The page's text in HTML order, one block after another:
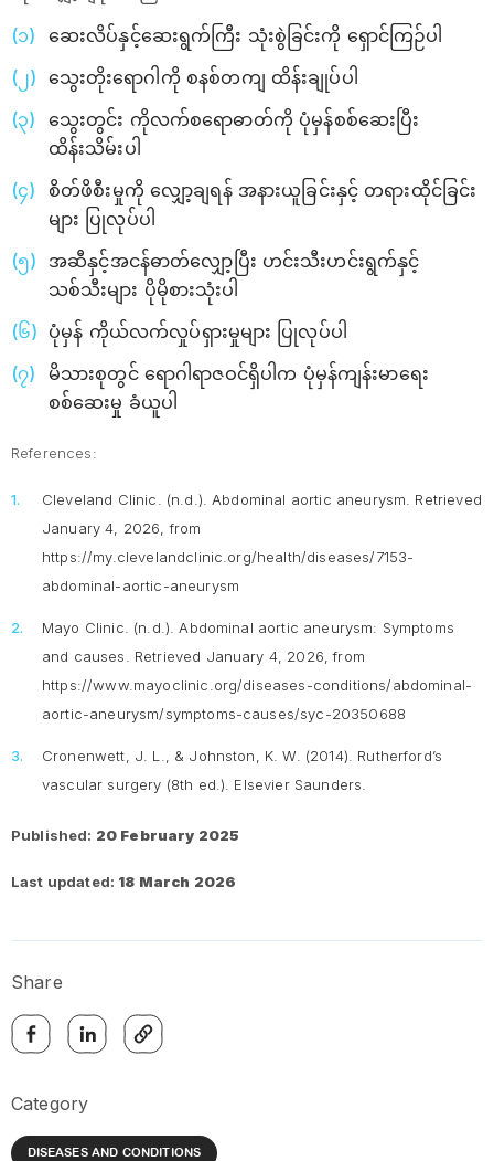
ဆေးလိပ်နှင့်ဆေးရွက်ကြီး သုံးစွဲခြင်းကို ရှောင်ကြဉ်ပါ
သွေးတိုးရောဂါကို စနစ်တကျ ထိန်းချုပ်ပါ
သွေးတွင်း ကိုလက်စရောဓာတ်ကို ပုံမှန်စစ်ဆေးပြီး
ထိန်းသိမ်းပါ
စိတ်ဖိစီးမှုကို လျှော့ချရန် အနားယူခြင်းနှင့် တရားထိုင်ခြင်း
များ ပြုလုပ်ပါ
အဆီနှင့်အငန်ဓာတ်လျှော့ပြီး ဟင်းသီးဟင်းရွက်နှင့်
သစ်သီးများ ပိုမိုစားသုံးပါ
ပုံမှန် ကိုယ်လက်လှုပ်ရှားမှုများ ပြုလုပ်ပါ
မိသားစုတွင် ရောဂါရာဇဝင်ရှိပါက ပုံမှန်ကျန်းမာရေး
စစ်ဆေးမှု ခံယူပါ
References:
Cleveland Clinic. (n.d.). Abdominal aortic aneurysm . Retrieved
January 4, 2026, from
https://my.clevelandclinic.org/health/diseases/7153-
abdominal-aortic-aneurysm
Mayo Clinic. (n.d.). Abdominal aortic aneurysm: Symptoms
and causes. Retrieved January 4, 2026, from
https://www.mayoclinic.org/diseases-conditions/abdominal-
aortic-aneurysm/symptoms-causes/syc-20350688
Cronenwett, J. L., & Johnston, K. W. (2014). Rutherford’s
vascular surgery (8th ed.) . Elsevier Saunders.
Published: 20 February 2025
Last updated: 18 March 2026
Share
Category
DISEASES AND CONDITIONS